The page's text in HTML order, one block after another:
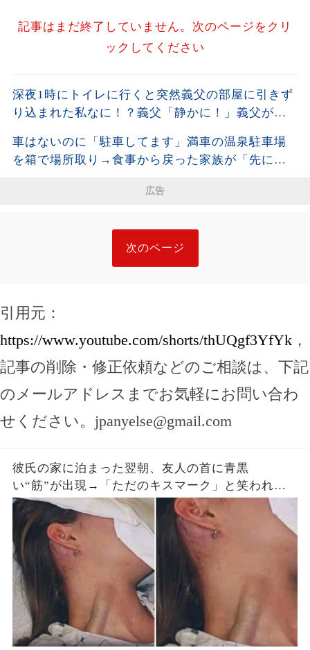
記事はまだ終了していません。次のページをクリ
ックしてください
深夜1時にトイレに行くと突然義父の部屋に引きず
り込まれた私なに！？義父「静かに！」義父が指
し
車はないのに「駐車してます」満車の温泉駐車場
を箱で場所取り→食事から戻った家族が「先に確
広告
次のページ
引用元：
https://www.youtube.com/shorts/thUQgf3YfYk ，
記事の削除・修正依頼などのご相談は、下記
のメールアドレスまでお気軽にお問い合わ
せください。 jpanyelse@gmail.com
彼氏の家に泊まった翌朝、友人の首に青黒
い“筋”が出現→「ただのキスマーク」と笑われた
が、医師は昨夜の首への圧迫を確認した